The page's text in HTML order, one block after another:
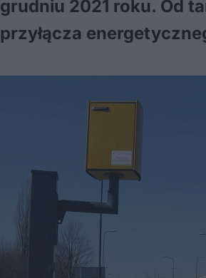
grudniu 2021 roku. Od
przyłącza